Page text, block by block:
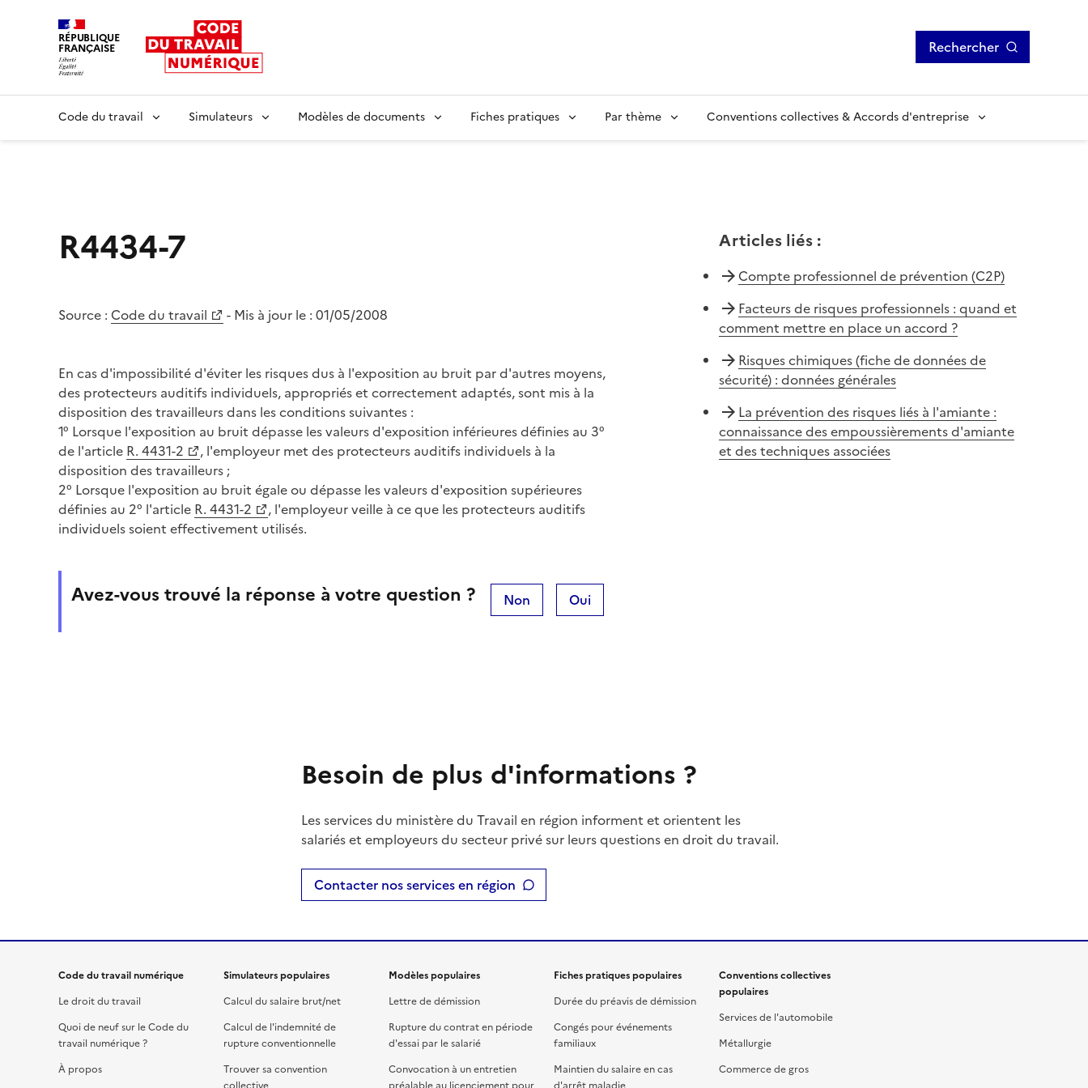
RÉPUBLIQUE
FRANÇAISE Rechercher
Code du travail Simulateurs Modèles de documents Fiches pratiques Par thème Conventions collectives & Accords d'entreprise
R4434-7
Source : Code du travail - Mis à jour le : 01/05/2008
En cas d'impossibilité d'éviter les risques dus à l'exposition au bruit par d'autres moyens,
des protecteurs auditifs individuels, appropriés et correctement adaptés, sont mis à la
disposition des travailleurs dans les conditions suivantes :
1° Lorsque l'exposition au bruit dépasse les valeurs d'exposition inférieures définies au 3°
de l'article R. 4431-2
, l'employeur met des protecteurs auditifs individuels à la
disposition des travailleurs ;
2° Lorsque l'exposition au bruit égale ou dépasse les valeurs d'exposition supérieures
définies au 2° l'article R. 4431-2
, l'employeur veille à ce que les protecteurs auditifs
individuels soient effectivement utilisés.
Avez-vous trouvé la réponse à votre question ? Non Oui
Articles liés:
Compte professionnel de prévention (C2P)
Facteurs de risques professionnels : quand et
comment mettre en place un accord ?
Risques chimiques (fiche de données de
sécurité) : données générales
La prévention des risques liés à l'amiante :
connaissance des empoussièrements d'amiante
et des techniques associées
Besoin de plus d'informations ?
Les services du ministère du Travail en région informent et orientent les
salariés et employeurs du secteur privé sur leurs questions en droit du travail.
Contacter nos services en région
Code du travail numérique
Le droit du travail
Quoi de neuf sur le Code du
travail numérique ?
À propos
Simulateurs populaires
Calcul du salaire brut/net
Calcul de l'indemnité de
rupture conventionnelle
Trouver sa convention
Modèles populaires
Lettre de démission
Rupture du contrat en période
d'essai par le salarié
Convocation à un entretien
Fiches pratiques populaires
Durée du préavis de démission
Congés pour événements
familiaux
Maintien du salaire en cas
Conventions collectives
populaires
Services de l'automobile
Métallurgie
Commerce de gros